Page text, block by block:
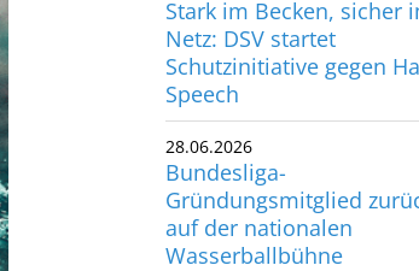
Stark im Becken, sicher
Netz: DSV startet
Schutzinitiative gegen
Speech
28.06.2026
Bundesliga-
Gründungsmitglied
auf der nationalen
Wasserballbühne
Deutscher Schwimm-Verband e.V.
Korbacher Straße 93
D-34132 Kassel
Fax: +49 561 94083-15
info@dsv.de